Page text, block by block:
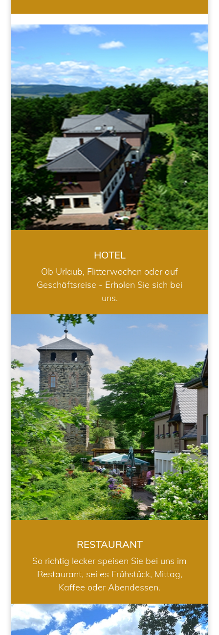
HOTEL
HOTEL
Ob Urlaub, Flitterwochen oder auf
Geschäftsreise - Erholen Sie sich bei
uns.
RESTAURANT
RESTAURANT
So richtig lecker speisen Sie bei uns im
Restaurant, sei es Frühstück, Mittag,
Kaffee oder Abendessen.